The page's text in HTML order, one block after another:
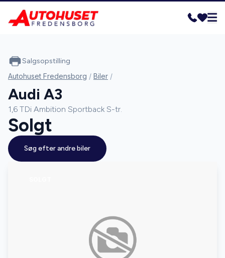
Salgsopstilling
Autohuset Fredensborg / Biler /
Audi A3
1,6 TDi Ambition Sportback S-tr.
Solgt
Søg efter andre biler